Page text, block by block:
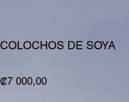
COLOCHOS DE SOYA
₡7 000,00Precio